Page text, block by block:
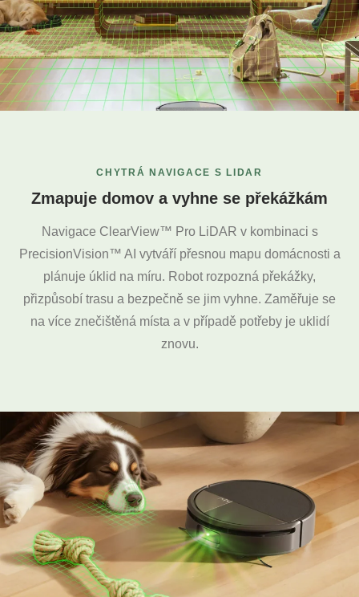
CHYTRÁ NAVIGACE S LIDAR
Zmapuje domov a vyhne se překážkám
Navigace ClearView™ Pro LiDAR v kombinaci s
PrecisionVision™ AI vytváří přesnou mapu domácnosti a
plánuje úklid na míru. Robot rozpozná překážky,
přizpůsobí trasu a bezpečně se jim vyhne. Zaměřuje se
na více znečištěná místa a v případě potřeby je uklidí
znovu.